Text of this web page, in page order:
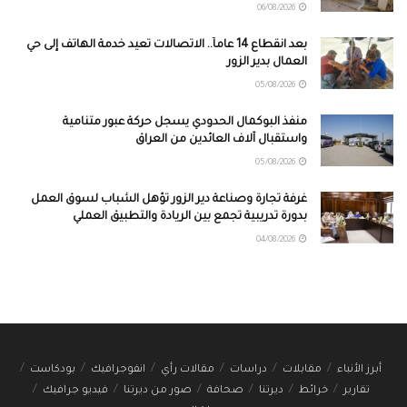
بعد انقطاع 14 عاماً.. الاتصالات تعيد خدمة الهاتف إلى حي
العمال بدير الزور
منفذ البوكمال الحدودي يسجل حركة عبور متنامية
واستقبال آلاف العائدين من العراق
غرفة تجارة وصناعة دير الزور تؤهل الشباب لسوق العمل
بدورة تدريبية تجمع بين الريادة والتطبيق العملي
أبرز الأنباء مقابلات دراسات مقالات رأي انفوجرافيك
بودكاست
تقارير
خرائط ديرتنا صحافة صور من ديرتنا
فيديو جرافيك